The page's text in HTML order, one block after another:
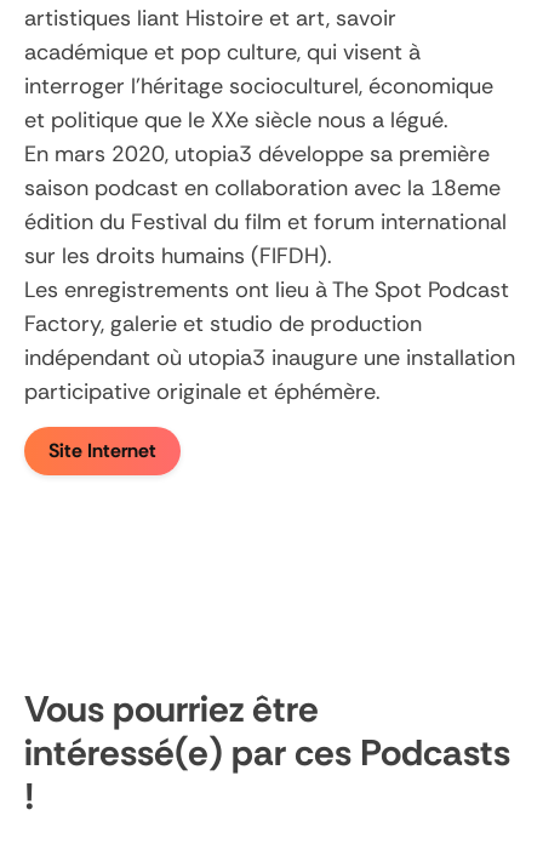
artistiques liant Histoire et art, savoir
académique et pop culture, qui visent à
interroger l’héritage socioculturel, économique
et politique que le XXe siècle nous a légué.
En mars 2020, utopia3 développe sa première
saison podcast en collaboration avec la 18eme
édition du Festival du film et forum international
sur les droits humains (FIFDH).
Les enregistrements ont lieu à The Spot Podcast
Factory, galerie et studio de production
indépendant où utopia3 inaugure une installation
participative originale et éphémère.
Site Internet
Vous pourriez être
intéressé(e) par ces Podcasts
!